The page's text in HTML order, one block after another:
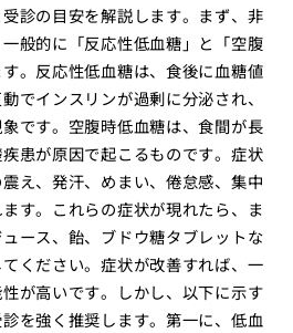
診の目安を解説します。まず、非
般的に「反応性低血糖」と「空腹
。反応性低血糖は、食後に血糖値
でインスリンが過剰に分泌され、
です。空腹時低血糖は、食間が長
患が原因で起こるものです。症状
え、発汗、めまい、倦怠感、集中
す。これらの症状が現れたら、ま
ース、飴、ブドウ糖タブレットな
ください。症状が改善すれば、一
が高いです。しかし、以下に示す
を強く推奨します。第一に、低血